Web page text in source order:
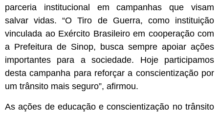
parceria institucional em campanhas que visam
salvar vidas. “O Tiro de Guerra, como instituição
vinculada ao Exército Brasileiro em cooperação com
a Prefeitura de Sinop, busca sempre apoiar ações
importantes para a sociedade. Hoje participamos
desta campanha para reforçar a conscientização por
um trânsito mais seguro”, afirmou.
As ações de educação e conscientização no trânsito